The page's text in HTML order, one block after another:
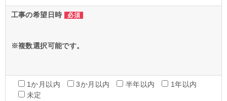
工事の希望日時 必須
※複数選択可能です。
1か月以内 3か月以内 半年以内
1年以内
未定